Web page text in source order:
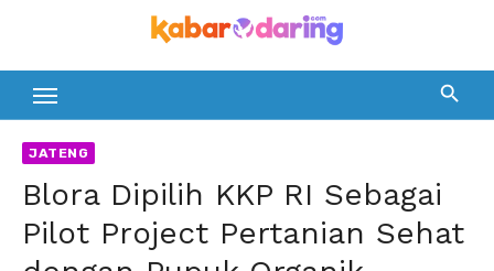
content
JATENG
Blora Dipilih KKP RI Sebagai
Pilot Project Pertanian Sehat